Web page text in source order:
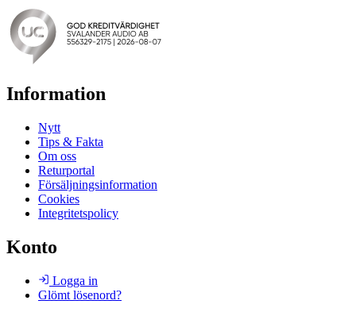
Information
Nytt
Tips & Fakta
Om oss
Returportal
Försäljningsinformation
Cookies
Integritetspolicy
Konto
Logga in
Glömt lösenord?